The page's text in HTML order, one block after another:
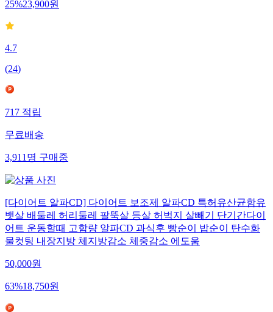
25%23,900원
4.7
(24)
717적립
무료배송
3,911명구매중
[다이어트 알파CD] 다이어트 보조제 알파CD 특허유산균함유
뱃살 배둘레 허리둘레 팔뚝살 등살 허벅지 살빼기 단기간다이
어트 운동할때 고함량 알파CD 과식후 빵순이 밥순이 탄수화
물컷팅 내장지방 체지방감소 체중감소 에도움
50,000원
63%18,750원